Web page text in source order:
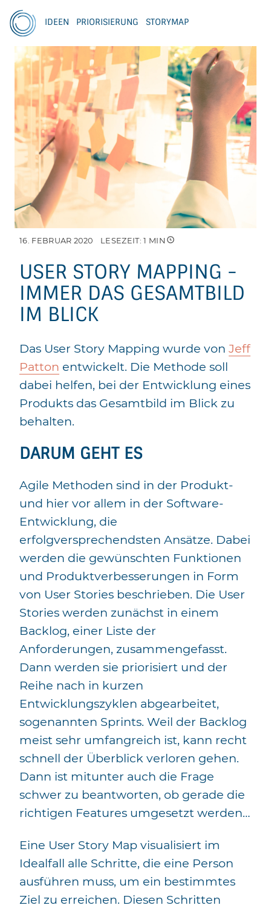
IDEEN PRIORISIERUNG STORYMAP
16. FEBRUAR 2020 LESEZEIT:1 MIN
USER STORY MAPPING -
IMMER DAS GESAMTBILD
IM BLICK
Das User Story Mapping wurde von Jeff
Patton entwickelt. Die Methode soll
dabei helfen, bei der Entwicklung eines
Produkts das Gesamtbild im Blick zu
behalten.
DARUM GEHT ES
Agile Methoden sind in der Produkt-
und hier vor allem in der Software-
Entwicklung, die
erfolgversprechendsten Ansätze. Dabei
werden die gewünschten Funktionen
und Produktverbesserungen in Form
von User Stories beschrieben. Die User
Stories werden zunächst in einem
Backlog, einer Liste der
Anforderungen, zusammengefasst.
Dann werden sie priorisiert und der
Reihe nach in kurzen
Entwicklungszyklen abgearbeitet,
sogenannten Sprints. Weil der Backlog
meist sehr umfangreich ist, kann recht
schnell der Überblick verloren gehen.
Dann ist mitunter auch die Frage
schwer zu beantworten, ob gerade die
richtigen Features umgesetzt werden…
Eine User Story Map visualisiert im
Idealfall alle Schritte, die eine Person
ausführen muss, um ein bestimmtes
Ziel zu erreichen. Diesen Schritten